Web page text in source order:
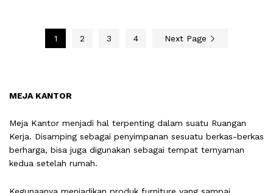
1 2 3 4 Next Page
MEJA KANTOR
Meja Kantor menjadi hal terpenting dalam suatu Ruangan
Kerja. Disamping sebagai penyimpanan sesuatu berkas-berkas
berharga, bisa juga digunakan sebagai tempat ternyaman
kedua setelah rumah.